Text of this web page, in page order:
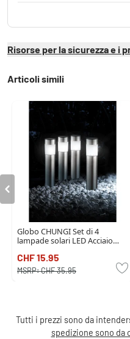
Risorse per la sicurezza e i
Articoli simili
Globo CHUNGI Set di 4
lampade solari LED Acciaio
CHF 15.95
MSRP:CHF 35.95
Tutti i prezzi sono da
spedizione sono da